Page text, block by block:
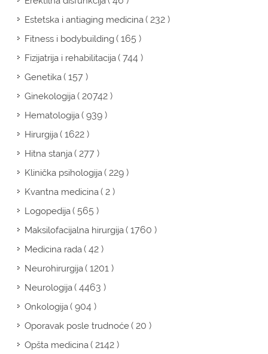
Estetska i antiaging medicina( 232 )
Fitness i bodybuilding( 165 )
Fizijatrija i rehabilitacija( 744 )
Genetika( 157 )
Ginekologija( 20742 )
Hematologija( 939 )
Hirurgija( 1622 )
Hitna stanja( 277 )
Klinička psihologija( 229 )
Kvantna medicina( 2 )
Logopedija( 565 )
Maksilofacijalna hirurgija( 1760 )
Medicina rada( 42 )
Neurohirurgija( 1201 )
Neurologija( 4463 )
Onkologija( 904 )
Oporavak posle trudnoće( 20 )
Opšta medicina( 2142 )